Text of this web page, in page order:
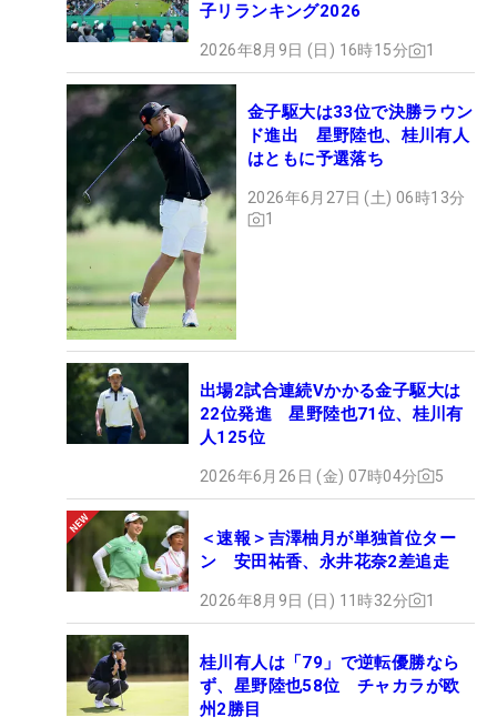
子リランキング2026
2026年8月9日 (日) 16時15分 1
金子駆大は33位で決勝ラウン
ド進出 星野陸也、桂川有人
はともに予選落ち
2026年6月27日 (土) 06時13分
1
出場2試合連続Vかかる金子駆大は
22位発進 星野陸也71位、桂川有
人125位
2026年6月26日 (金) 07時04分 5
＜速報＞吉澤柚月が単独首位ター
ン 安田祐香、永井花奈2差追走
2026年8月9日 (日) 11時32分 1
桂川有人は「79」で逆転優勝なら
ず、星野陸也58位 チャカラが欧
州2勝目